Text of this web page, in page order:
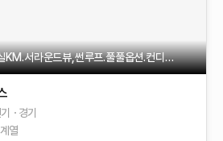
서라운드뷰,썬루프.풀풀옵션.컨디션AA
경기
열